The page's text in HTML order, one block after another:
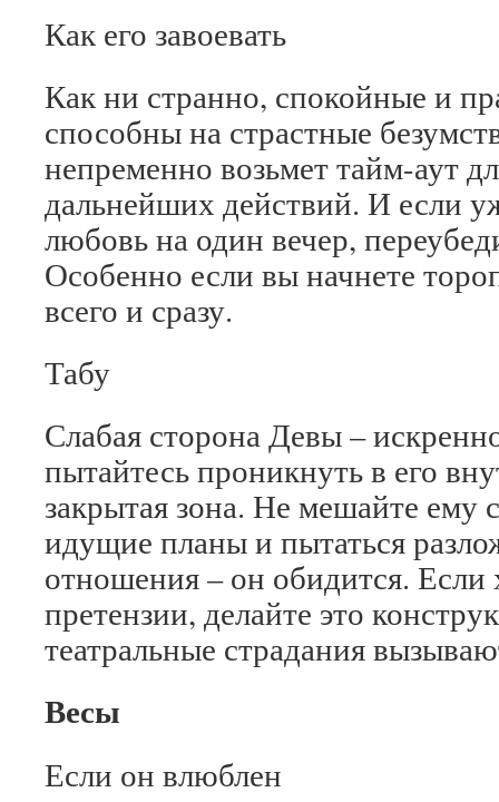
Как его завоевать
Как ни странно, спокойные и
способны на страстные
непременно возьмет тайм-аут
дальнейших действий. И если
любовь на один вечер,
Особенно если вы начнете
всего и сразу.
Табу
Слабая сторона Девы –
пытайтесь проникнуть в его
закрытая зона. Не мешайте ему
идущие планы и пытаться
отношения – он обидится. Если
претензии, делайте это
театральные страдания
Весы
Если он влюблен